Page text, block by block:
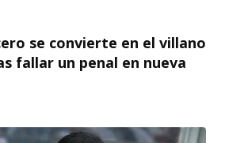
se convierte en el villano
fallar un penal en nueva